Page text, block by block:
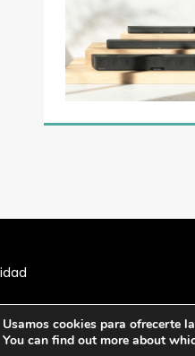
Usamos cookies para ofrecerte
You can find out more about